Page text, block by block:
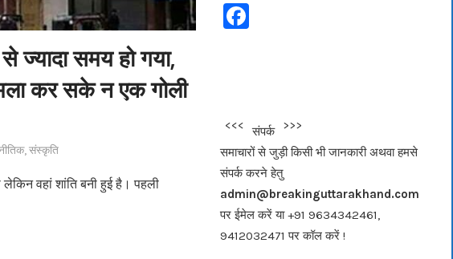
समय हो गया,
कर सके न एक गोली
,संस्कृति
वहां शांति बनी हुई है। पहली
F
b
o
o
k
<<<संपर्क>>>
समाचारों से जुड़ी किसी भी जानकारी अथवा हमसे
संपर्क करने हेतु
admin@breakinguttarakhand.com
पर ईमेल करें या +91 9634342461,
9412032471 पर कॉल करें !